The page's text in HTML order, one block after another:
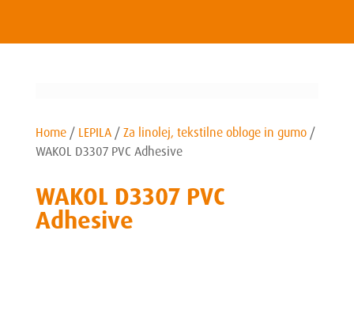
Home/ LEPILA/ Za linolej, tekstilne obloge in gumo/
WAKOL D3307 PVC Adhesive
WAKOL D3307 PVC
Adhesive